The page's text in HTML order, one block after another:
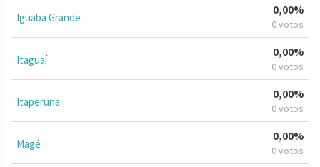
Iguaba Grande
0,00%
0 votos
Itaguaí
0,00%
0 votos
Itaperuna
0,00%
0 votos
Magé
0,00%
0 votos